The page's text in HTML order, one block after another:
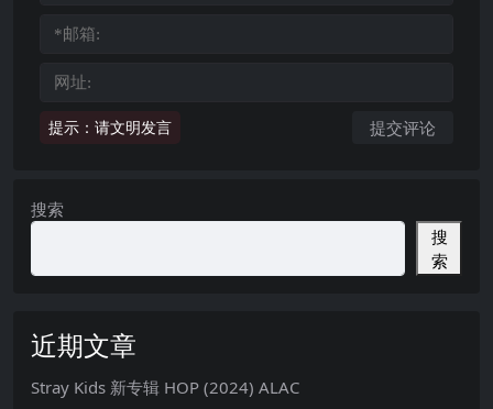
提示：请文明发言
搜索
搜
索
近期文章
Stray Kids 新专辑 HOP (2024) ALAC